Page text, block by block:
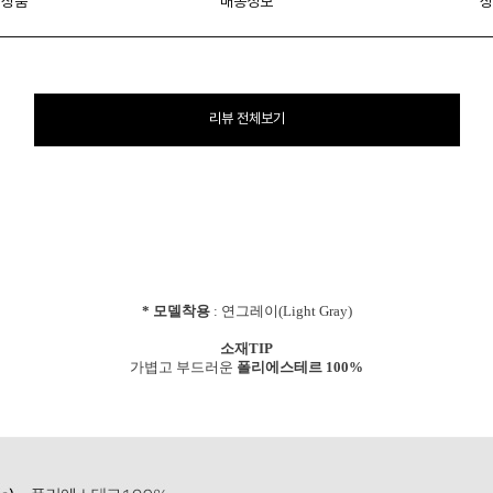
리뷰 전체보기
* 모델착용: 연그레이(Light Gray)
소재TIP
가볍고 부드러운 폴리에스테르 100%